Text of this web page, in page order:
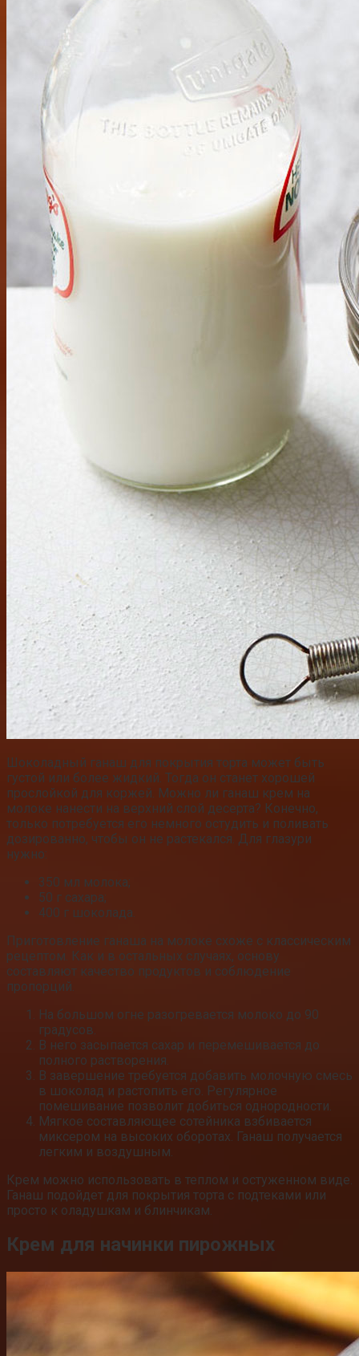
Шоколадный ганаш для покрытия торта может быть
густой или более жидкий. Тогда он станет хорошей
прослойкой для коржей. Можно ли ганаш крем на
молоке нанести на верхний слой десерта? Конечно,
только потребуется его немного остудить и поливать
дозированно, чтобы он не растекался. Для глазури
нужно:
350 мл молока;
50 г сахара;
400 г шоколада.
Приготовление ганаша на молоке схоже с классическим
рецептом. Как и в остальных случаях, основу
составляют качество продуктов и соблюдение
пропорций.
На большом огне разогревается молоко до 90
градусов.
В него засыпается сахар и перемешивается до
полного растворения.
В завершение требуется добавить молочную смесь
в шоколад и растопить его. Регулярное
помешивание позволит добиться однородности.
Мягкое составляющее сотейника взбивается
миксером на высоких оборотах. Ганаш получается
легким и воздушным.
Крем можно использовать в теплом и остуженном виде.
Ганаш подойдет для покрытия торта с подтеками или
просто к оладушкам и блинчикам.
Крем для начинки пирожных